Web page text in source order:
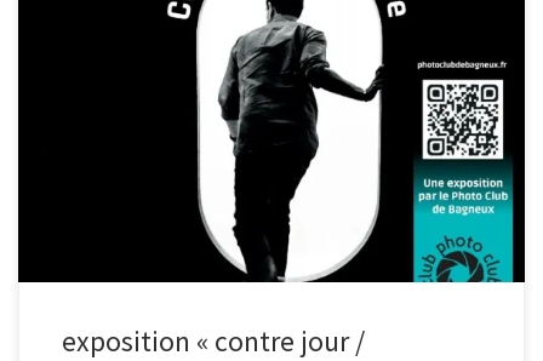
Le photo club expose à la médiathèque de Bagneux, sur le thème
« contre jour / lumière » du 5 avril au 10 mai. Le vernissage aura
lieu le vendredi 5 avril à partir de 18h.Cette année, il y aura une
animation le samedi 4 mai à 15h à la médiathèque. Au
programme, une visite guidée de l’exposition suivie d’une séance
de lecture d’image. Pour cela, il faut apporter 1 ou 2 photo(s)
copiée(s) sur une clé USB et les membres du photo club de
Bagneux vous dispenseront quelques conseils. Plus d’infos :
exposition « contre jour /